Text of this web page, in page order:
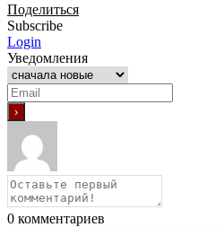
Поделиться
Subscribe
Login
Уведомления
0 комментариев